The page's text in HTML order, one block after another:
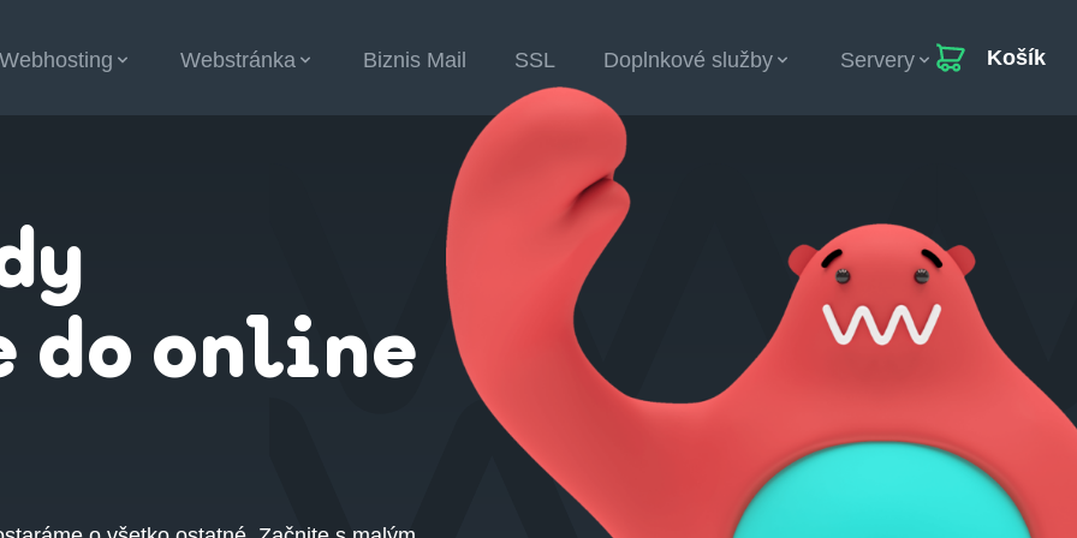
Webhosting Webstránka Biznis Mail SSL Doplnkové služby Servery Košík
do online